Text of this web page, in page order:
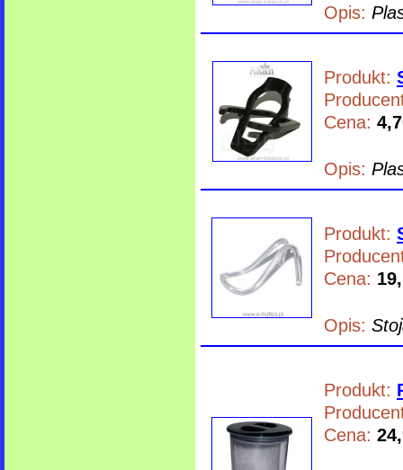
Opis:
Produkt:
Cena:
Opis:
Produkt:
Cena:
Opis:
Produkt:
Cena: